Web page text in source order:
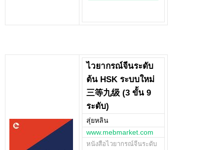
ไวยากรณ์จีนระดับ
ต้น HSK ระบบใหม่
三等九级 (3 ขั้น 9
ระดับ)
สุ่ยหลิน
www.mebmarket.com
หนังสือไวยากรณ์จีนระดับ